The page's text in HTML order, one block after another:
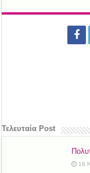
Τελευταία Post
16